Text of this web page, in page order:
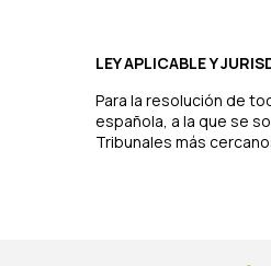
LEY APLICABLE Y
Para la resolución de
española, a la que se
Tribunales más